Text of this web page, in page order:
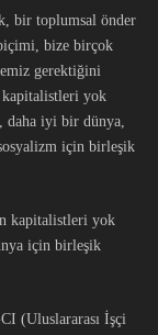
bir toplumsal önder
bize birçok
gerektiğini
kapitalistleri yok
daha iyi bir dünya,
için birleşik
kapitalistleri yok
için birleşik
(Uluslararası İşçi